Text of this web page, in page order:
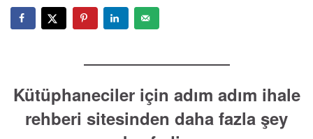
Kütüphaneciler için adım adım ihale
rehberi sitesinden daha fazla şey